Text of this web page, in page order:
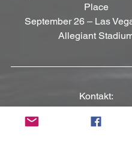
Place
September 26 – Las
Allegiant
Kontakt:
https://
https://www.facebook.com/